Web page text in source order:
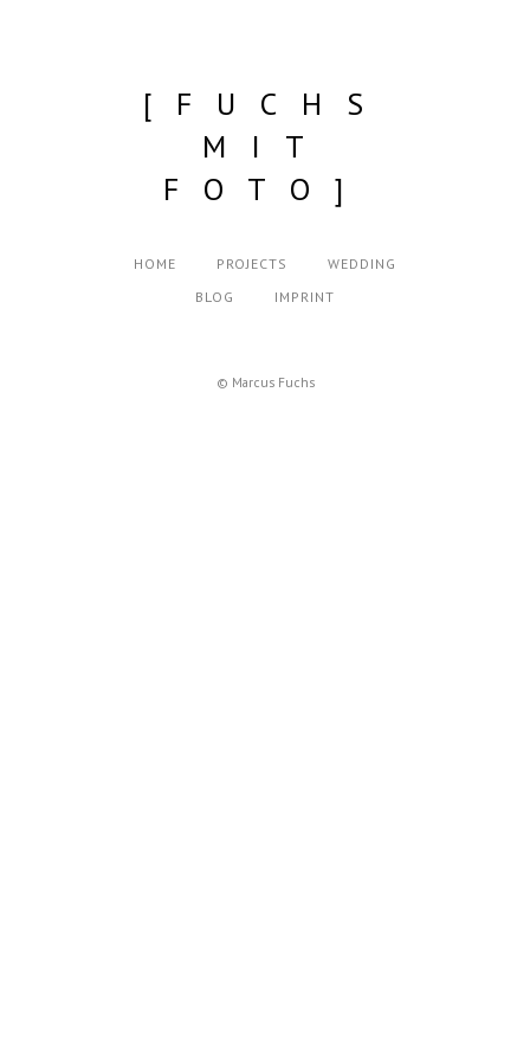
[FUCHS
MIT
FOTO]
HOME PROJECTS
WEDDING
BLOG
IMPRINT
© Marcus Fuchs